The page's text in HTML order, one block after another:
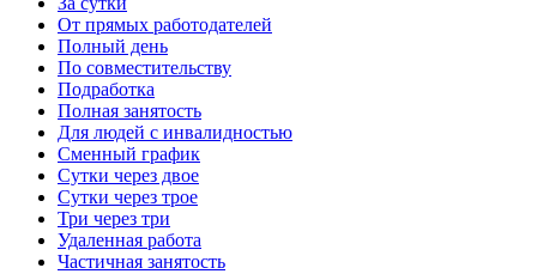
От прямых работодателей
Полный день
По совместительству
Подработка
Полная занятость
Для людей с инвалидностью
Сменный график
Сутки через двое
Сутки через трое
Три через три
Удаленная работа
Частичная занятость